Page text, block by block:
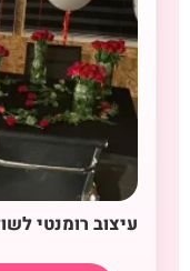
עיצוב רומנטי